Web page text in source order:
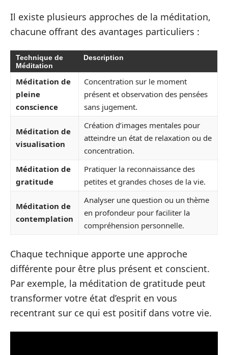
Il existe plusieurs approches de la méditation,
chacune offrant des avantages particuliers :
Technique de
Méditation
Description
Méditation de
pleine
conscience
Concentration sur le moment
présent et observation des pensées
sans jugement.
Méditation de
visualisation
Création d’images mentales pour
atteindre un état de relaxation ou de
concentration.
Méditation de
gratitude
Pratiquer la reconnaissance des
petites et grandes choses de la vie.
Méditation de
contemplation
Analyser une question ou un thème
en profondeur pour faciliter la
compréhension personnelle.
Chaque technique apporte une approche
différente pour être plus présent et conscient.
Par exemple, la méditation de gratitude peut
transformer votre état d’esprit en vous
recentrant sur ce qui est positif dans votre vie.